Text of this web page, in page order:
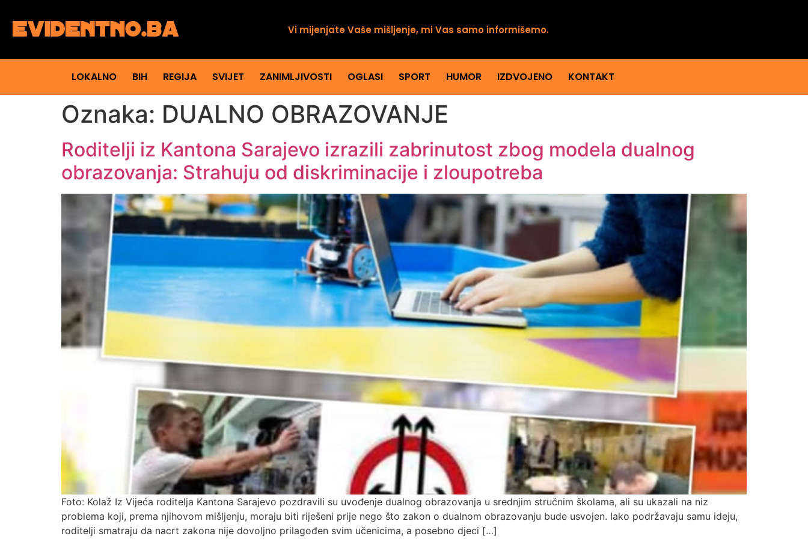
Vi mijenjate Vaše mišljenje, mi Vas samo informišemo.
LOKALNO BIH REGIJA SVIJET ZANIMLJIVOSTI OGLASI SPORT HUMOR IZDVOJENO KONTAKT
Oznaka: DUALNO OBRAZOVANJE
Roditelji iz Kantona Sarajevo izrazili zabrinutost zbog modela dualnog
obrazovanja: Strahuju od diskriminacije i zloupotreba
Foto: Kolaž Iz Vijeća roditelja Kantona Sarajevo pozdravili su uvođenje dualnog obrazovanja u srednjim stručnim školama, ali su ukazali na niz
problema koji, prema njihovom mišljenju, moraju biti riješeni prije nego što zakon o dualnom obrazovanju bude usvojen. Iako podržavaju samu ideju,
roditelji smatraju da nacrt zakona nije dovoljno prilagođen svim učenicima, a posebno djeci […]